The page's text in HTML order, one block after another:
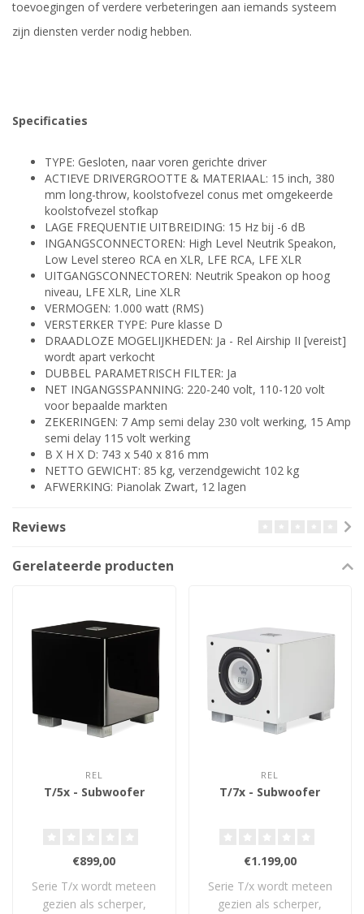
toevoegingen of verdere verbeteringen aan iemands systeem
zijn diensten verder nodig hebben.
Specificaties
TYPE: Gesloten, naar voren gerichte driver
ACTIEVE DRIVERGROOTTE & MATERIAAL: 15 inch, 380
mm long-throw, koolstofvezel conus met omgekeerde
koolstofvezel stofkap
LAGE FREQUENTIE UITBREIDING: 15 Hz bij -6 dB
INGANGSCONNECTOREN: High Level Neutrik Speakon,
Low Level stereo RCA en XLR, LFE RCA, LFE XLR
UITGANGSCONNECTOREN: Neutrik Speakon op hoog
niveau, LFE XLR, Line XLR
VERMOGEN: 1.000 watt (RMS)
VERSTERKER TYPE: Pure klasse D
DRAADLOZE MOGELIJKHEDEN: Ja - Rel Airship II [vereist]
wordt apart verkocht
DUBBEL PARAMETRISCH FILTER: Ja
NET INGANGSSPANNING: 220-240 volt, 110-120 volt
voor bepaalde markten
ZEKERINGEN: 7 Amp semi delay 230 volt werking, 15 Amp
semi delay 115 volt werking
B X H X D: 743 x 540 x 816 mm
NETTO GEWICHT: 85 kg, verzendgewicht 102 kg
AFWERKING: Pianolak Zwart, 12 lagen
Reviews
Gerelateerde producten
REL
T/5x - Subwoofer
€899,00
Serie T/x wordt meteen
gezien als scherper,
REL
T/7x - Subwoofer
€1.199,00
Serie T/x wordt meteen
gezien als scherper,